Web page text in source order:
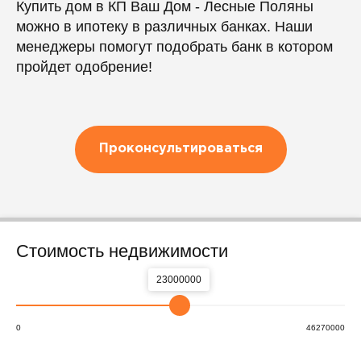
Купить дом в КП Ваш Дом - Лесные Поляны
можно в ипотеку в различных банках. Наши
менеджеры помогут подобрать банк в котором
пройдет одобрение!
Проконсультироваться
Стоимость недвижимости
23000000
0 46270000